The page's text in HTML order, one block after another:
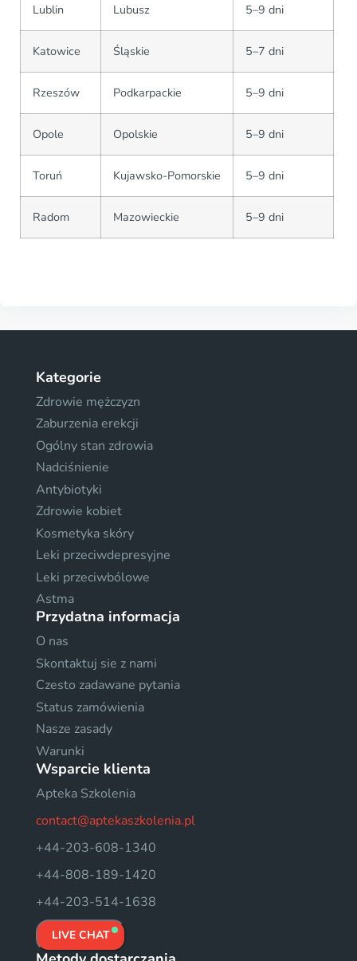
Lublin Lubusz 5–9 dni
Katowice Śląskie 5–7 dni
Rzeszów Podkarpackie 5–9 dni
Opole Opolskie 5–9 dni
Toruń Kujawsko-Pomorskie 5–9 dni
Radom Mazowieckie 5–9 dni
Kategorie
Zdrowie mężczyzn
Zaburzenia erekcji
Ogólny stan zdrowia
Nadciśnienie
Antybiotyki
Zdrowie kobiet
Kosmetyka skóry
Leki przeciwdepresyjne
Leki przeciwbólowe
Astma
Przydatna informacja
O nas
Skontaktuj sie z nami
Czesto zadawane pytania
Status zamówienia
Nasze zasady
Warunki
Wsparcie klienta
Apteka Szkolenia
contact@aptekaszkolenia.pl
+44-203-608-1340
+44-808-189-1420
+44-203-514-1638
LIVE CHAT